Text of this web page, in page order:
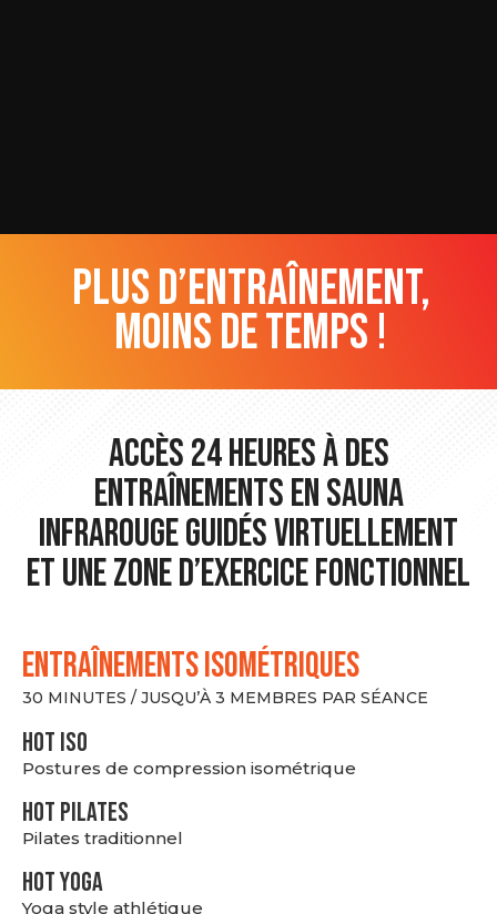
plus d’entraînement,
moins de temps !
Accès 24 heures à des
entraînements en sauna
infrarouge guidés virtuellement
et une zone d’exercice fonctionnel
ENTRAÎNEMENTS ISOMÉTRIQUES
30 MINUTES / JUSQU’À 3 MEMBRES PAR SÉANCE
hot Iso
Postures de compression isométrique
HOT PILATES
Pilates traditionnel
HOT YOGA
Yoga style athlétique